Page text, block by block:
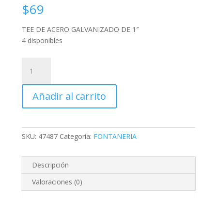
$69
TEE DE ACERO GALVANIZADO DE 1″
4 disponibles
ACERO
GALVANIZADO
DE
cantidad
Añadir al carrito
SKU: 47487 Categoría: FONTANERIA
Descripción
Valoraciones (0)